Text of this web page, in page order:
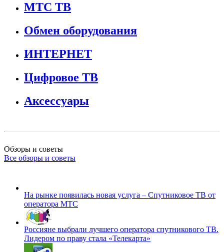
МТС ТВ
Обмен оборудования
ИНТЕРНЕТ
Цифровое ТВ
Аксессуары
Обзоры и советы
Все обзоры и советы
На рынке появилась новая услуга – Спутниковое ТВ от
оператора МТС
Россияне выбрали лучшего оператора спутникового ТВ.
Лидером по праву стала «Телекарта»